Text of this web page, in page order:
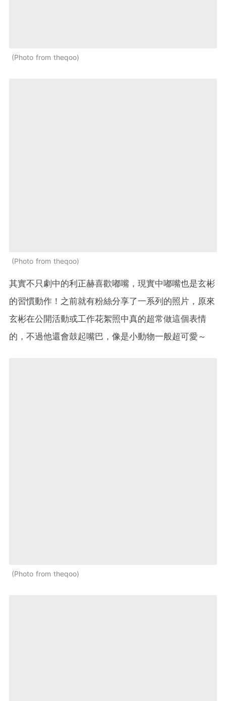
Photo from theqoo
Photo from theqoo
其實不只劇中的利正赫喜歡嘟嘴，現實中嘟嘴也是玄彬
的習慣動作！之前就有粉絲分享了一系列的照片，原來
玄彬在公開活動或工作花絮照中真的超常做這個表情
的，不過他還會鼓起嘴巴，像是小動物一般超可愛～
Photo from theqoo